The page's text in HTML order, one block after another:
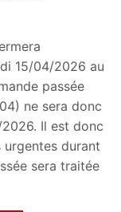
15/04/2026 au
passée
ne sera donc
Il est donc
urgentes durant
sera traitée